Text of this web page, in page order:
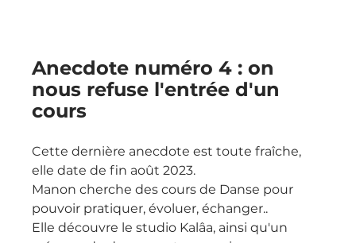
Anecdote numéro 4 : on
nous refuse l'entrée d'un
cours
Cette dernière anecdote est toute fraîche,
elle date de fin août 2023.
Manon cherche des cours de Danse pour
pouvoir pratiquer, évoluer, échanger..
Elle découvre le studio Kalâa, ainsi qu'un